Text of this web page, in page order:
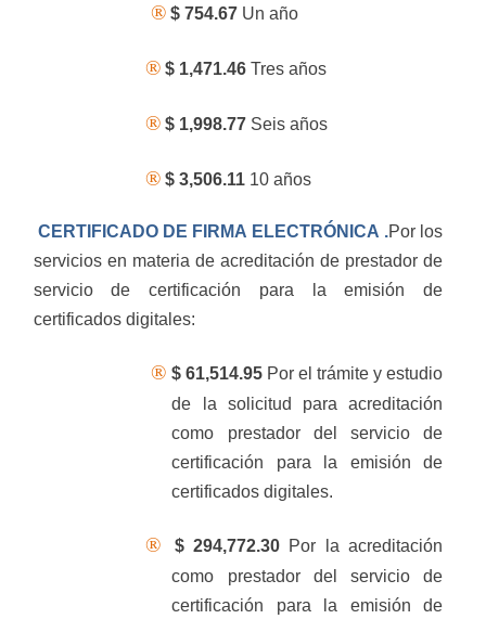
® $ 754.67 Un año
® $ 1,471.46Tres años
® $ 1,998.77 Seis años
® $ 3,506.11 10 años
CERTIFICADO DE FIRMA ELECTRÓNICA .Por los
servicios en materia de acreditación de prestador de
servicio de certificación para la emisión de
certificados digitales:
® $ 61,514.95 Por el trámite y estudio
de la solicitud para acreditación
como prestador del servicio de
certificación para la emisión de
certificados digitales.
® $ 294,772.30 Por la acreditación
como prestador del servicio de
certificación para la emisión de